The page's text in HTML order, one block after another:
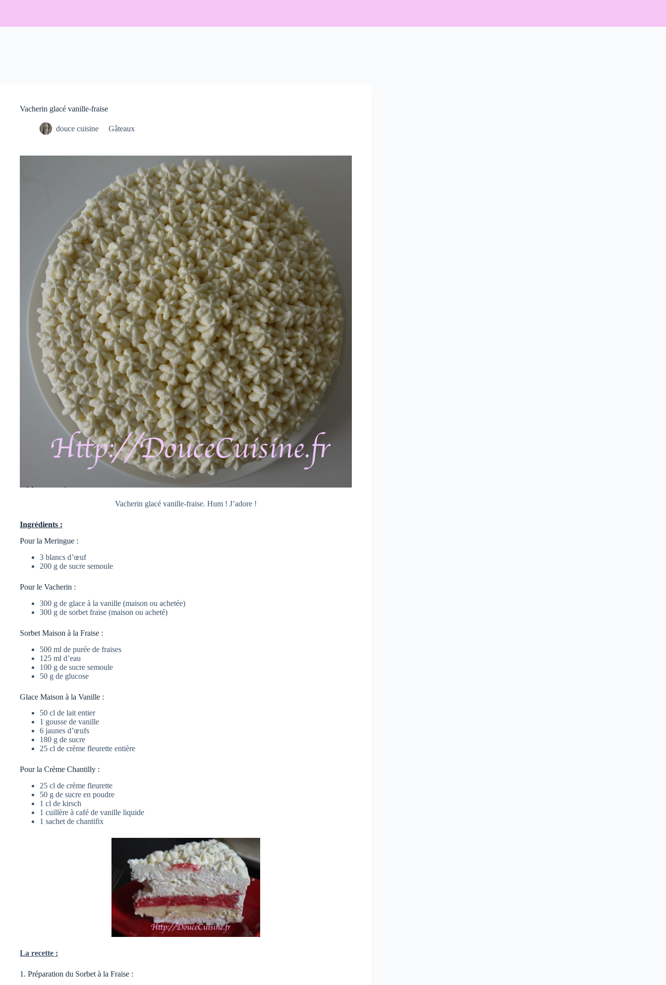
Vacherin glacé vanille-fraise
douce cuisine Gâteaux
Vacherin glacé vanille-fraise. Hum ! J’adore !
Ingrédients :
Pour la Meringue :
3 blancs d’œuf
200 g de sucre semoule
Pour le Vacherin :
300 g de glace à la vanille (maison ou achetée)
300 g de sorbet fraise (maison ou acheté)
Sorbet Maison à la Fraise :
500 ml de purée de fraises
125 ml d’eau
100 g de sucre semoule
50 g de glucose
Glace Maison à la Vanille :
50 cl de lait entier
1 gousse de vanille
6 jaunes d’œufs
180 g de sucre
25 cl de crème fleurette entière
Pour la Crème Chantilly :
25 cl de crème fleurette
50 g de sucre en poudre
1 cl de kirsch
1 cuillère à café de vanille liquide
1 sachet de chantifix
La recette :
1. Préparation du Sorbet à la Fraise :